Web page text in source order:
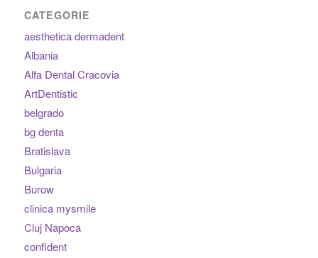
CATEGORIE
aesthetica dermadent
Albania
Alfa Dental Cracovia
ArtDentistic
belgrado
bg denta
Bratislava
Bulgaria
Burow
clinica mysmile
Cluj Napoca
confident